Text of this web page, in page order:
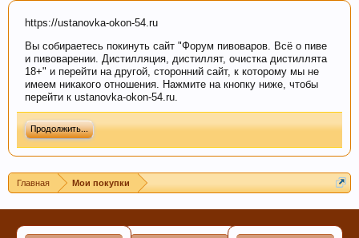
Если Вам нравится наш сайт, форум и
интернет-магазин, пожалуйста, поделитесь
ссылкой в соц сетях и в соц закладках. Тем
самым нас станет больше :) Спасибо!
https://ustanovka-okon-54.ru
Вы собираетесь покинуть сайт "Форум пивоваров. Всё о пиве
и пивоварении. Дистилляция, дистиллят, очистка дистиллята
18+" и перейти на другой, сторонний сайт, к которому мы не
имеем никакого отношения. Нажмите на кнопку ниже, чтобы
перейти к ustanovka-okon-54.ru.
Продолжить...
Главная Мои покупки